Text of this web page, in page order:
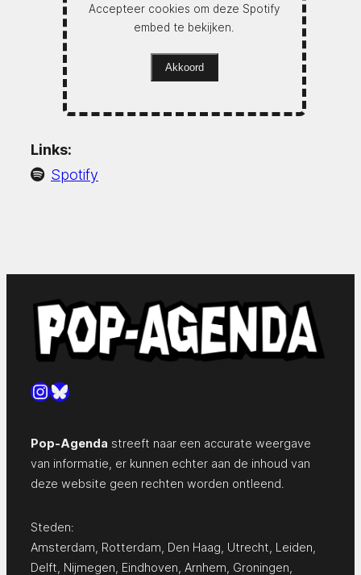
Accepteer cookies om deze Spotify
embed te bekijken.
Akkoord
Links:
Spotify
Instagram
Bluesky
Pop-Agenda streeft naar een accurate weergave
van informatie, er kunnen echter aan de inhoud van
deze website geen rechten worden ontleend.
Steden:
Amsterdam Rotterdam Den Haag Utrecht Leiden
Delft Nijmegen Eindhoven Arnhem Groningen